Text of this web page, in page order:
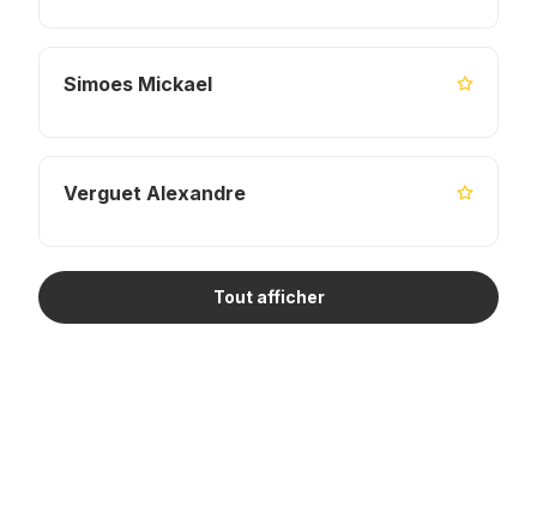
Simoes Mickael
Verguet Alexandre
Tout afficher